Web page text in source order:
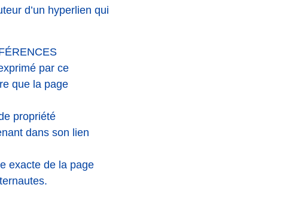
d’un hyperlien qui
par ce
que la page
propriété
dans son lien
exacte de la page